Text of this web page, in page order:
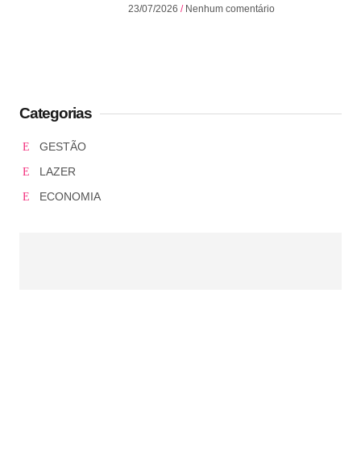
23/07/2026 Nenhum comentário
Categorias
GESTÃO
LAZER
ECONOMIA